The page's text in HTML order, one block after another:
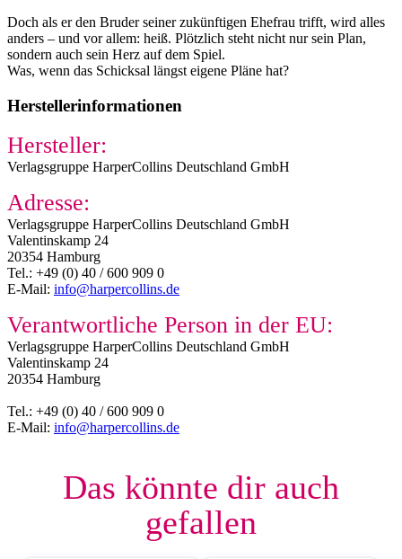
Doch als er den Bruder seiner zukünftigen Ehefrau trifft, wird alles
anders – und vor allem: heiß. Plötzlich steht nicht nur sein Plan,
sondern auch sein Herz auf dem Spiel.
Was, wenn das Schicksal längst eigene Pläne hat?
Herstellerinformationen
Hersteller:
Verlagsgruppe HarperCollins Deutschland GmbH
Adresse:
Verlagsgruppe HarperCollins Deutschland GmbH
Valentinskamp 24
20354 Hamburg
Tel.: +49 (0) 40 / 600 909 0
E-Mail: info@harpercollins.de
Verantwortliche Person in der EU:
Verlagsgruppe HarperCollins Deutschland GmbH
Valentinskamp 24
20354 Hamburg
Tel.: +49 (0) 40 / 600 909 0
E-Mail: info@harpercollins.de
Das könnte dir auch
gefallen